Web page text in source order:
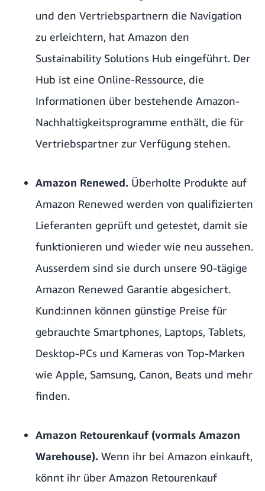
und den Vertriebspartnern die Navigation
zu erleichtern, hat Amazon den
Sustainability Solutions Hub eingeführt. Der
Hub ist eine Online-Ressource, die
Informationen über bestehende Amazon-
Nachhaltigkeitsprogramme enthält, die für
Vertriebspartner zur Verfügung stehen.
Amazon Renewed. Überholte Produkte auf
Amazon Renewed werden von qualifizierten
Lieferanten geprüft und getestet, damit sie
funktionieren und wieder wie neu aussehen.
Ausserdem sind sie durch unsere 90-tägige
Amazon Renewed Garantie abgesichert.
Kund:innen können günstige Preise für
gebrauchte Smartphones, Laptops, Tablets,
Desktop-PCs und Kameras von Top-Marken
wie Apple, Samsung, Canon, Beats und mehr
finden.
Amazon Retourenkauf (vormals Amazon
Warehouse). Wenn ihr bei Amazon einkauft,
könnt ihr über Amazon Retourenkauf